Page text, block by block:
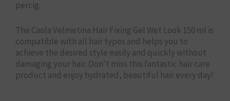
percig.
The Caola Velmetina Hair Fixing Gel Wet Look 150 ml is
compatible with all hair types and helps you to
achieve the desired style easily and quickly without
damaging your hair. Don't miss this fantastic hair care
product and enjoy hydrated, beautiful hair every day!